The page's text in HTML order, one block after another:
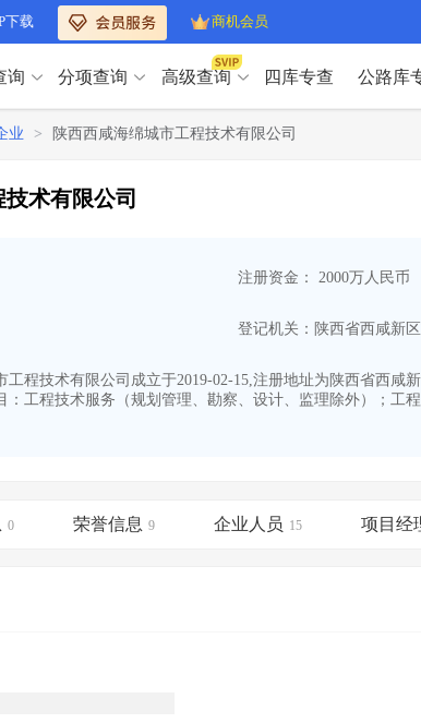
下载 商机会员
人员>
诚信>
路库专查>
宏观经济>
商机会员
询 分项查询 高级查询 四库专查 公路库
绩专查-广州>
下浮率>
宏观经济 >
政策规划>
拟建项目审批
业 > 陕西西咸海绵城市工程技术有限公司
术有限公司
注册资金： 2000万人民币
工程技术有限公司成立于2019-02-15,注册地址为陕西省西
：工程技术服务（规划管理、勘察、设计、监理除外）；工
0 荣誉信息 9 企业人员 15 项目经